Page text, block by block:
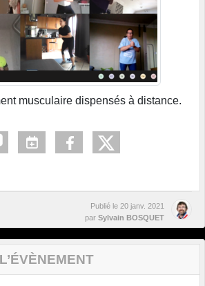
musculaire dispensés à distance.
Publié le 20 janv. 2021
par Sylvain BOSQUET